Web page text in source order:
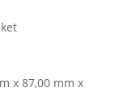
x 87,00 mm x